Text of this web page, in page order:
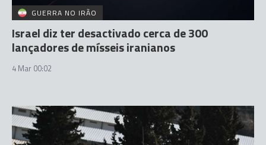
GUERRA NO IRÃO
Israel diz ter desactivado cerca de 300
lançadores de mísseis iranianos
4 Mar 00:02